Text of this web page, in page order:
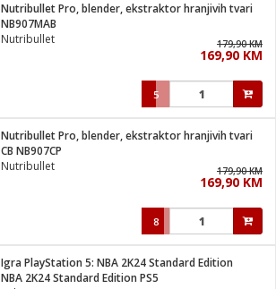
Nutribullet Pro, blender, ekstraktor hranjivih tvari
NB907MAB
Nutribullet
179,90 KM
169,90 KM
5
Nutribullet Pro, blender, ekstraktor hranjivih tvari
CB NB907CP
Nutribullet
179,90 KM
169,90 KM
8
Igra PlayStation 5: NBA 2K24 Standard Edition
NBA 2K24 Standard Edition PS5